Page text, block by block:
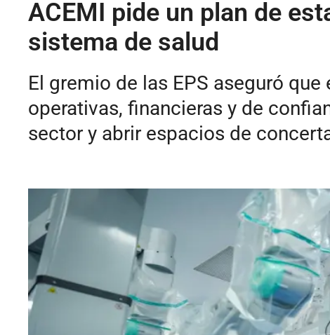
ACEMI pide un plan de
sistema de salud
El gremio de las EPS aseguró
operativas, financieras y de
sector y abrir espacios de